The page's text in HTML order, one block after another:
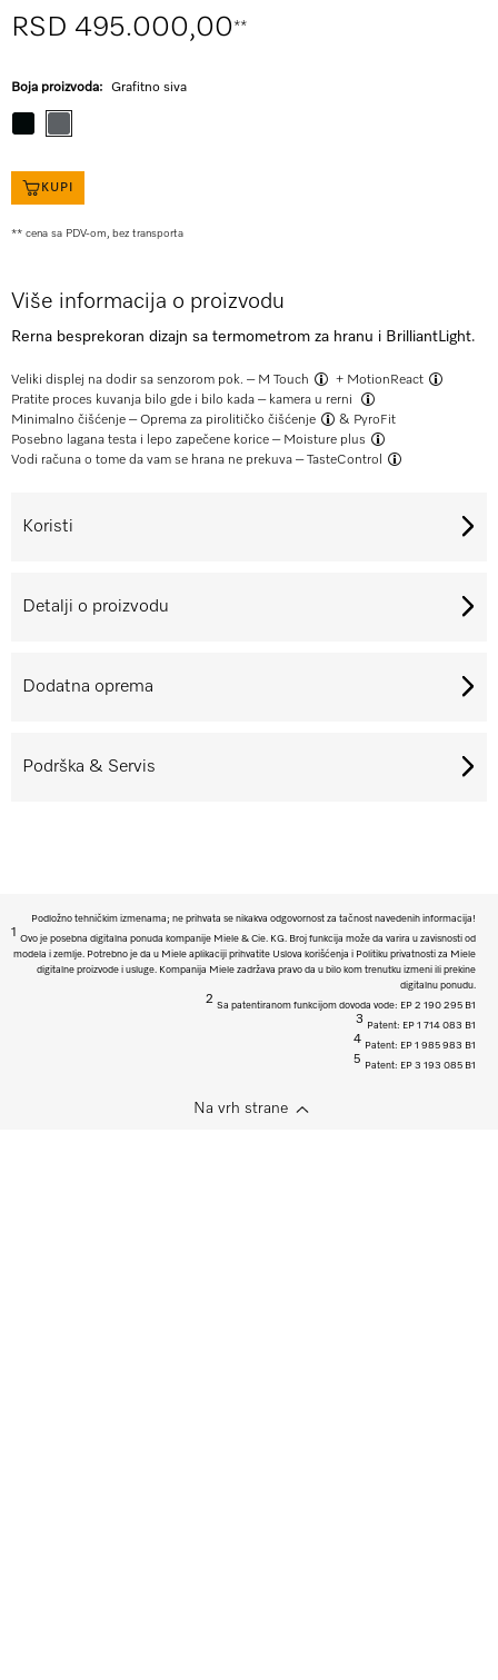
RSD 495.000,00**
Boja proizvoda: Grafitno siva
KUPI
** cena sa PDV-om, bez transporta
Više informacija o proizvodu
Rerna besprekoran dizajn sa termometrom za hranu i BrilliantLight.
Veliki displej na dodir sa senzorom pok. – M Touch + MotionReact
Pratite proces kuvanja bilo gde i bilo kada – kamera u rerni
Minimalno čišćenje – Oprema za pirolitičko čišćenje
& PyroFit
Posebno lagana testa i lepo zapečene korice – Moisture plus
Vodi računa o tome da vam se hrana ne prekuva –TasteControl
Koristi
Detalji o proizvodu
Dodatna oprema
Podrška & Servis
Podložno tehničkim izmenama; ne prihvata se nikakva odgovornost za tačnost navedenih informacija!
1
Ovo je posebna digitalna ponuda kompanije Miele & Cie. KG. Broj funkcija može da varira u zavisnosti od
modela i zemlje. Potrebno je da u Miele aplikaciji prihvatite Uslova korišćenja i Politiku privatnosti za Miele
digitalne proizvode i usluge. Kompanija Miele zadržava pravo da u bilo kom trenutku izmeni ili prekine
digitalnu ponudu.
2
Sa patentiranom funkcijom dovoda vode: EP 2 190 295 B1
3
Patent: EP 1 714 083 B1
4
Patent: EP 1 985 983 B1
5
Patent: EP 3 193 085 B1
Na vrh strane